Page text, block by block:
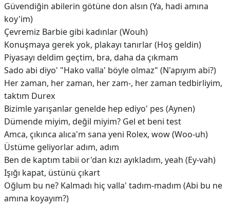
Güvendiğin abilerin götüne don alsın (Ya, hadi amına
koy'im)
Çevremiz Barbie gibi kadınlar (Wouh)
Konuşmaya gerek yok, plakayı tanırlar (Hoş geldin)
Piyasayı deldim geçtim, bra, daha da çıkmam
Sado abi diyo' "Hako valla' böyle olmaz" (N'apıyım abi?)
Her zaman, her zaman, her zam-, her zaman tedbirliyim,
taktım Durex
Bizimle yarışanlar genelde hep ediyo' pes (Aynen)
Dümende miyim, değil miyim? Gel et beni test
Amca, çıkınca alıca'm sana yeni Rolex, wow (Woo-uh)
Üstüme geliyorlar adım, adım
Ben de kaptım tabii or'dan kızı ayıkladım, yeah (Ey-vah)
Işığı kapat, üstünü çıkart
Oğlum bu ne? Kalmadı hiç valla' tadım-madım (Abi bu ne
amına koyayım?)